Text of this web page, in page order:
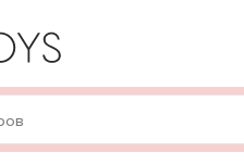
Кольца с натуральным камнем